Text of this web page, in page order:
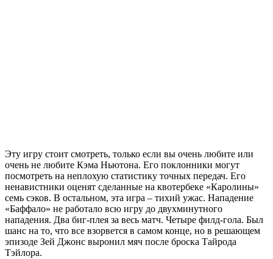
Эту игру стоит смотреть, только если вы очень любите или
очень не любите Кэма Ньютона. Его поклонники могут
посмотреть на неплохую статистику точных передач. Его
ненавистники оценят сделанные на квотербеке «Каролины»
семь сэков. В остальном, эта игра – тихий ужас. Нападение
«Баффало» не работало всю игру до двухминутного
нападения. Два биг-плея за весь матч. Четыре филд-гола. Был
шанс на то, что все взорвется в самом конце, но в решающем
эпизоде Зей Джонс выронил мяч после броска Тайрода
Тэйлора.